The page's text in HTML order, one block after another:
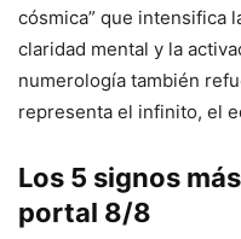
cósmica” que intensifica
claridad mental y la
numerología también
representa el infinito, el
Los 5 signos
portal 8/8